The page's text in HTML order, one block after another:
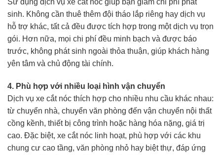
Sử dụng dịch vụ xe cắt nóc giúp bạn giảm chi phí phát
sinh. Không cần thuê thêm đội tháo lắp riêng hay dịch vụ
hỗ trợ khác, tất cả đều được tích hợp trong một dịch vụ trọn
gói. Hơn nữa, mọi chi phí đều minh bạch và được báo
trước, không phát sinh ngoài thỏa thuận, giúp khách hàng
yên tâm và chủ động tài chính.
4. Phù hợp với nhiều loại hình vận chuyển
Dịch vụ xe cắt nóc thích hợp cho nhiều nhu cầu khác nhau:
từ chuyển nhà, chuyển văn phòng đến vận chuyển nội thất
cồng kềnh, thiết bị công trình hoặc hàng hóa nặng, giá trị
cao. Đặc biệt, xe cắt nóc linh hoạt, phù hợp với các khu
chung cư cao tầng, văn phòng nhỏ hay biệt thự, đáp ứng